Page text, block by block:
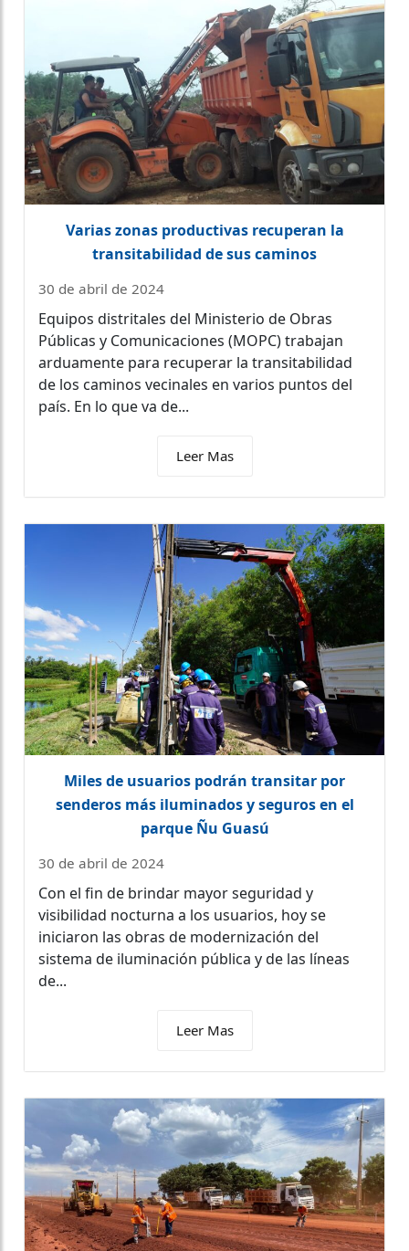
Varias zonas productivas recuperan la
transitabilidad de sus caminos
30 de abril de 2024
Equipos distritales del Ministerio de Obras
Públicas y Comunicaciones (MOPC) trabajan
arduamente para recuperar la transitabilidad
de los caminos vecinales en varios puntos del
país. En lo que va de...
Leer Mas
Miles de usuarios podrán transitar por
senderos más iluminados y seguros en el
parque Ñu Guasú
30 de abril de 2024
Con el fin de brindar mayor seguridad y
visibilidad nocturna a los usuarios, hoy se
iniciaron las obras de modernización del
sistema de iluminación pública y de las líneas
de...
Leer Mas